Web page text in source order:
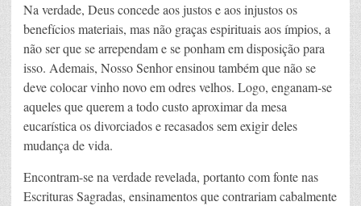
Na verdade, Deus concede aos justos e aos injustos os
benefícios materiais, mas não graças espirituais aos ímpios, a
não ser que se arrependam e se ponham em disposição para
isso. Ademais, Nosso Senhor ensinou também que não se
deve colocar vinho novo em odres velhos. Logo, enganam-se
aqueles que querem a todo custo aproximar da mesa
eucarística os divorciados e recasados sem exigir deles
mudança de vida.
Encontram-se na verdade revelada, portanto com fonte nas
Escrituras Sagradas, ensinamentos que contrariam cabalmente